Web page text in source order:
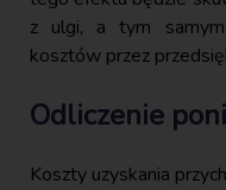
z ulgi, a tym samym
kosztów przez
Odliczenie
Koszty uzyskania